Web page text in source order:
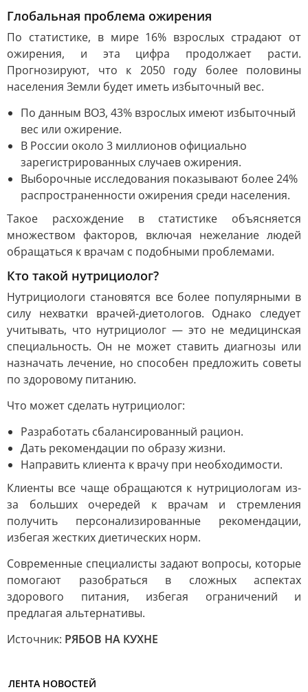
Глобальная проблема ожирения
По статистике, в мире 16% взрослых страдают от
ожирения, и эта цифра продолжает расти.
Прогнозируют, что к 2050 году более половины
населения Земли будет иметь избыточный вес.
По данным ВОЗ, 43% взрослых имеют избыточный
вес или ожирение.
В России около 3 миллионов официально
зарегистрированных случаев ожирения.
Выборочные исследования показывают более 24%
распространенности ожирения среди населения.
Такое расхождение в статистике объясняется
множеством факторов, включая нежелание людей
обращаться к врачам с подобными проблемами.
Кто такой нутрициолог?
Нутрициологи становятся все более популярными в
силу нехватки врачей-диетологов. Однако следует
учитывать, что нутрициолог — это не медицинская
специальность. Он не может ставить диагнозы или
назначать лечение, но способен предложить советы
по здоровому питанию.
Что может сделать нутрициолог:
Разработать сбалансированный рацион.
Дать рекомендации по образу жизни.
Направить клиента к врачу при необходимости.
Клиенты все чаще обращаются к нутрициологам из-
за больших очередей к врачам и стремления
получить персонализированные рекомендации,
избегая жестких диетических норм.
Современные специалисты задают вопросы, которые
помогают разобраться в сложных аспектах
здорового питания, избегая ограничений и
предлагая альтернативы.
Источник: РЯБОВ НА КУХНЕ
ЛЕНТА НОВОСТЕЙ